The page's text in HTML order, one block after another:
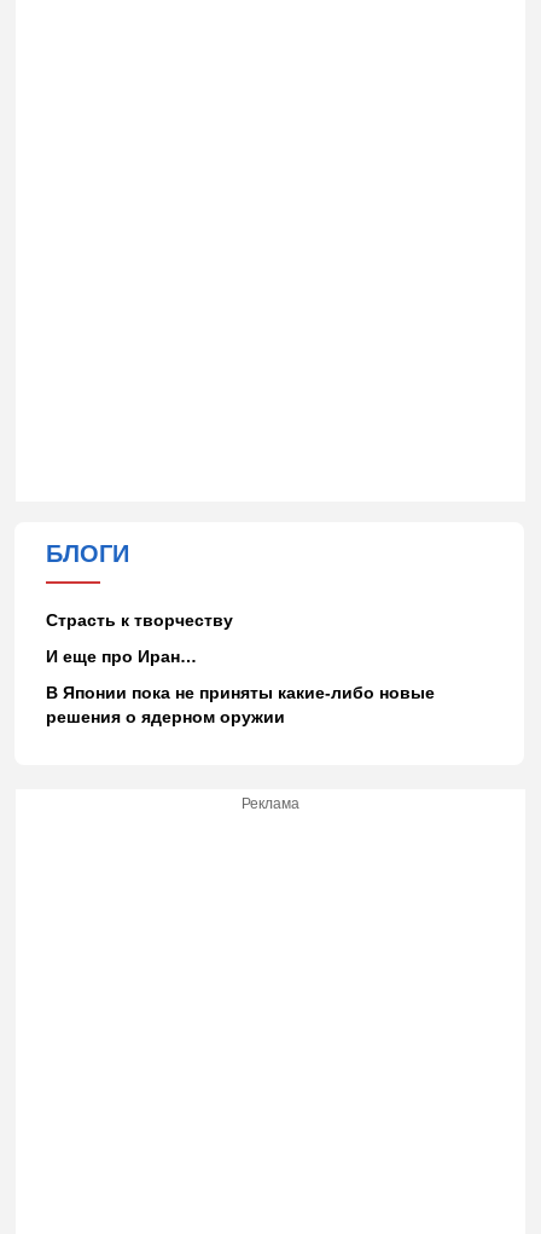
БЛОГИ
Страсть к творчеству
И еще про Иран…
В Японии пока не приняты какие-либо новые
решения о ядерном оружии
Реклама